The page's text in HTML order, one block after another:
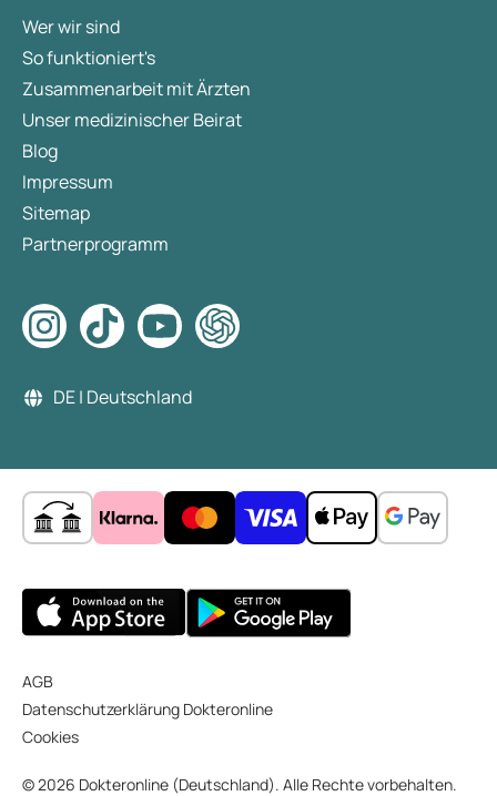
Wer wir sind
So funktioniert's
Zusammenarbeit mit Ärzten
Unser medizinischer Beirat
Blog
Impressum
Sitemap
Partnerprogramm
DE | Deutschland
AGB
Datenschutzerklärung Dokteronline
Cookies
© 2026 Dokteronline (Deutschland). Alle Rechte vorbehalten.